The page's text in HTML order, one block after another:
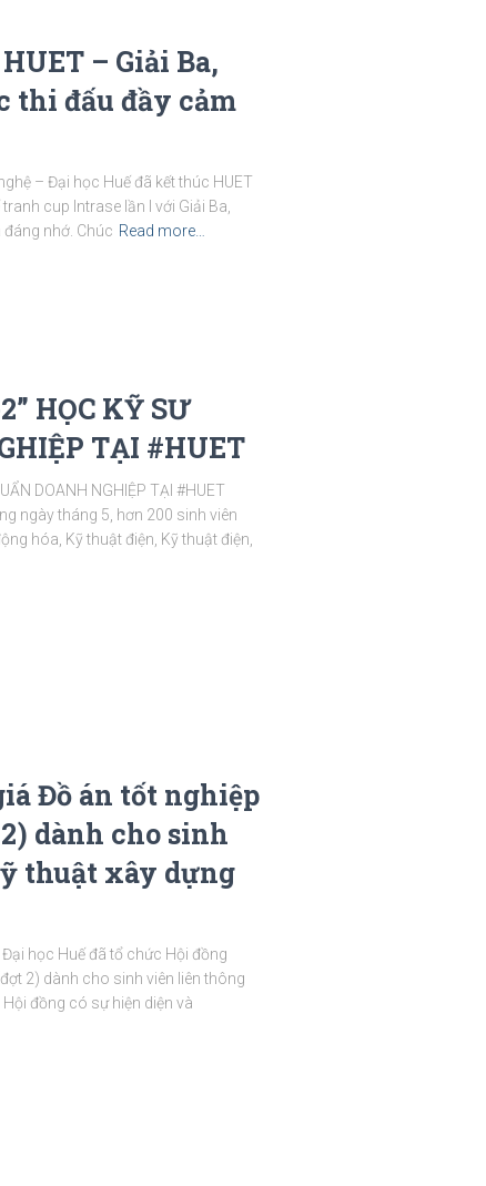
– Giải Ba,
thi đấu đầy cảm
– Đại học Huế đã kết thúc HUET
cup Intrase lần I với Giải Ba,
nhớ. Chúc Read more…
HỌC KỸ SƯ
TẠI #HUET
DOANH NGHIỆP TẠI #HUET
ngày tháng 5, hơn 200 sinh viên
hóa, Kỹ thuật điện, Kỹ thuật điện,
Đồ án tốt nghiệp
dành cho sinh
thuật xây dựng
học Huế đã tổ chức Hội đồng
2) dành cho sinh viên liên thông
đồng có sự hiện diện và